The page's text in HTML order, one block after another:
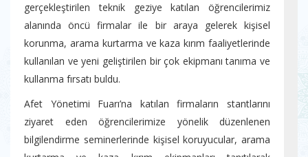
gerçekleştirilen teknik geziye katılan öğrencilerimiz
alanında öncü firmalar ile bir araya gelerek kişisel
korunma, arama kurtarma ve kaza kırım faaliyetlerinde
kullanılan ve yeni geliştirilen bir çok ekipmanı tanıma ve
kullanma fırsatı buldu.
Afet Yönetimi Fuarı’na katılan firmaların stantlarını
ziyaret eden öğrencilerimize yönelik düzenlenen
bilgilendirme seminerlerinde kişisel koruyucular, arama